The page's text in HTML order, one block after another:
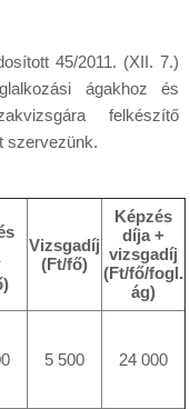
45/2011. (XII. 7.)
ágakhoz és
felkészítő
szervezünk.
Vizsgadíj
(Ft/fő)
Képzés
díja +
vizsgadíj
(Ft/fő/fogl.
ág)
5 500 24 000